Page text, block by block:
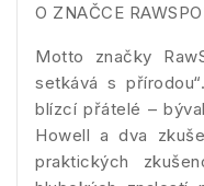
O ZNAČCE
Motto značky
setkává s
blízcí přátelé –
Howell a dva
praktických